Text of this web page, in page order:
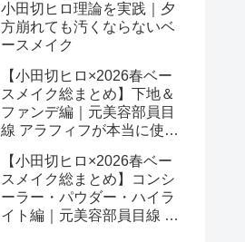
小田切ヒロ理論を実践｜夕
方崩れても汚くならないベ
ースメイク
【小田切ヒロ×2026春ベー
スメイク総まとめ】下地＆
ファンデ編｜元美容部員目
線 アラフィフが本当に使え
【小田切ヒロ×2026春ベー
スメイク総まとめ】コンシ
ーラー・パウダー・ハイラ
イト編｜元美容部員目線 ア